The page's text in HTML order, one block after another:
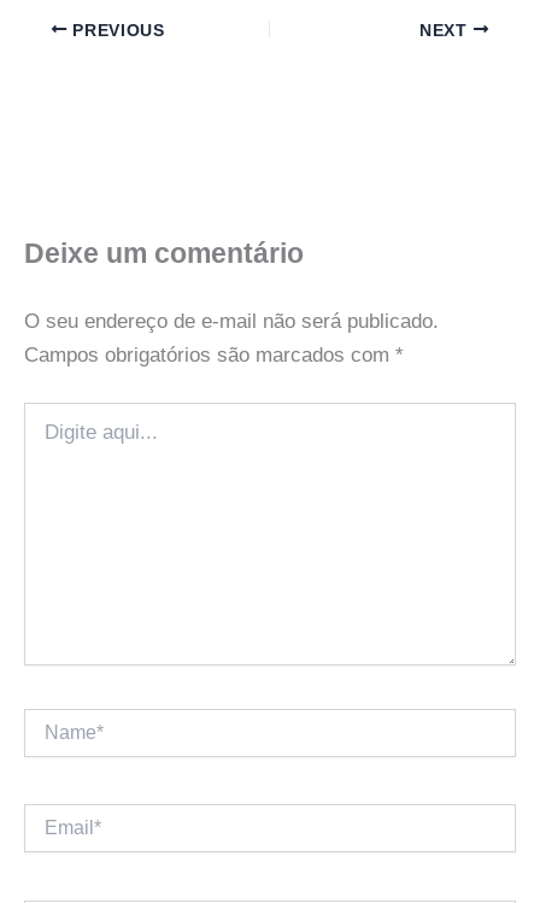
PREVIOUS NEXT
Deixe um comentário
O seu endereço de e-mail não será publicado.
Campos obrigatórios são marcados com *
aqui...
Email*